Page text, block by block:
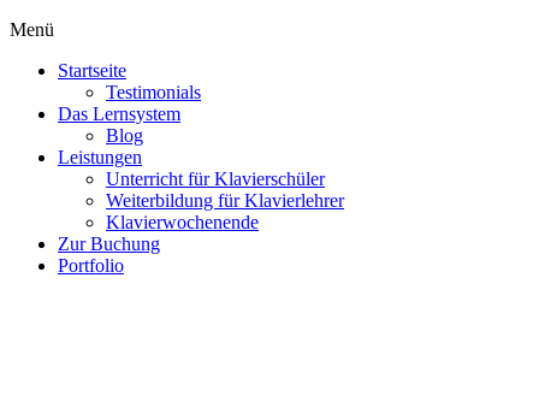
Menü
Startseite
Testimonials
Das Lernsystem
Blog
Leistungen
Unterricht für Klavierschüler
Weiterbildung für Klavierlehrer
Klavierwochenende
Zur Buchung
Portfolio